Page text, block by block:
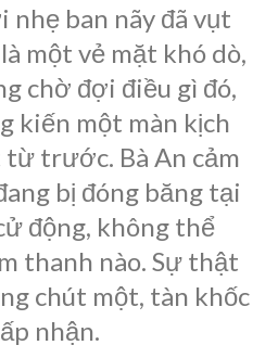
nhẹ ban nãy đã vụt
một vẻ mặt khó dò,
chờ đợi điều gì đó,
kiến một màn kịch
từ trước. Bà An cảm
bị đóng băng tại
động, không thể
thanh nào. Sự thật
chút một, tàn khốc
nhận.